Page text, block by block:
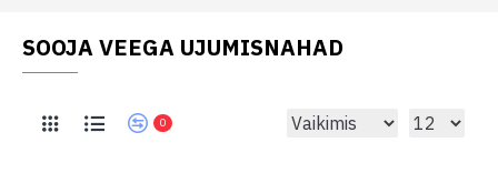
SOOJA VEEGA UJUMISNAHAD
0